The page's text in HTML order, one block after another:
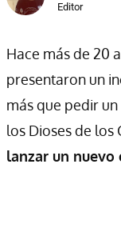
Editor
Hace más de 20
presentaron un
más que pedir
los Dioses de los
lanzar un